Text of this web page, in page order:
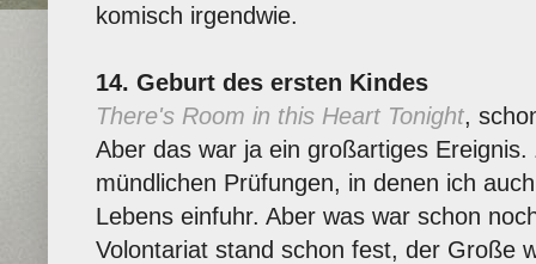
komisch irgendwie.
14. Geburt des ersten Kindes
There's Room in this Heart Tonight,
Aber das war ja ein großartiges Ereignis.
mündlichen Prüfungen, in denen ich
Lebens einfuhr. Aber was war schon
Volontariat stand schon fest, der Große